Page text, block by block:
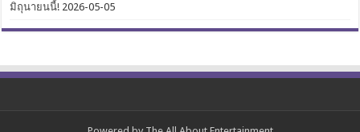
มิถุนายนนี้! 2026-05-05